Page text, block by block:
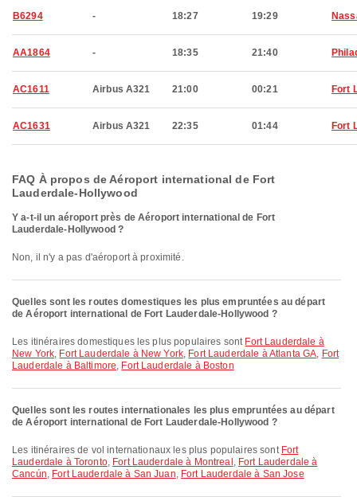
B6294 - 18:27 19:29
AA1864 - 18:35 21:40
AC1611 Airbus A321 21:00 00:21 Fort
AC1631 Airbus A321 22:35 01:44 Fort
FAQ À propos de Aéroport international de Fort
Lauderdale-Hollywood
Y a-t-il un aéroport près de Aéroport international de Fort
Lauderdale-Hollywood ?
Non, il n'y a pas d'aéroport à proximité.
Quelles sont les routes domestiques les plus empruntées au départ
de Aéroport international de Fort Lauderdale-Hollywood ?
Les itinéraires domestiques les plus populaires sont Fort Lauderdale à
New York, Fort Lauderdale à New York, Fort Lauderdale à Atlanta GA, Fort
Lauderdale à Baltimore, Fort Lauderdale à Boston
Quelles sont les routes internationales les plus empruntées au départ
de Aéroport international de Fort Lauderdale-Hollywood ?
Les itinéraires de vol internationaux les plus populaires sont Fort
Lauderdale à Toronto, Fort Lauderdale à Montreal , Fort Lauderdale à
Cancún, Fort Lauderdale à San Juan, Fort Lauderdale à San Jose